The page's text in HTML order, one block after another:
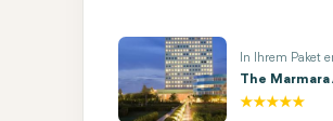
In Ihrem Paket
The Marmara